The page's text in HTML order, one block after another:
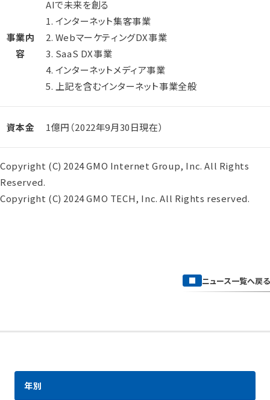
事業内
容
AIで未来を創る
1. インターネット集客事業
2. WebマーケティングDX事業
3. SaaS DX事業
4. インターネットメディア事業
5. 上記を含むインターネット事業全般
資本金 1億円（2022年9月30日現在）
Copyright (C) 2024 GMO Internet Group, Inc. All Rights
Reserved.
Copyright (C) 2024 GMO TECH, Inc. All Rights reserved.
ニュース一覧へ戻る
年別